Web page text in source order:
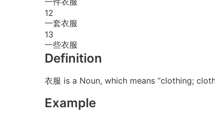
12
一套衣服
13
一些衣服
Definition
衣服 is a Noun, which means “clothing;
Example